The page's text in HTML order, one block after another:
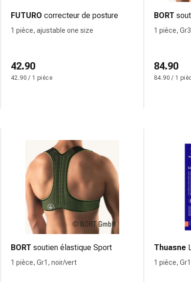
FUTURO correcteur de posture
1 pièce, ajustable one size
42.90
42.90 / 1 pièce
BORT
1 pièce,
84.90
84.90 / 1
BORT soutien élastique Sport
1 pièce, Gr1, noir/vert
Thuasne
1 pièce, Gr1